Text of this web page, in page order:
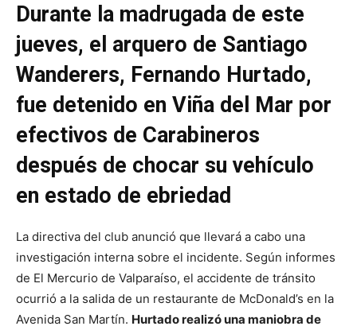
Durante la madrugada de este
jueves, el arquero de Santiago
Wanderers, Fernando Hurtado,
fue detenido en Viña del Mar por
efectivos de Carabineros
después de chocar su vehículo
en estado de ebriedad
La directiva del club anunció que llevará a cabo una
investigación interna sobre el incidente. Según informes
de El Mercurio de Valparaíso, el accidente de tránsito
ocurrió a la salida de un restaurante de McDonald’s en la
Avenida San Martín. Hurtado realizó una maniobra de